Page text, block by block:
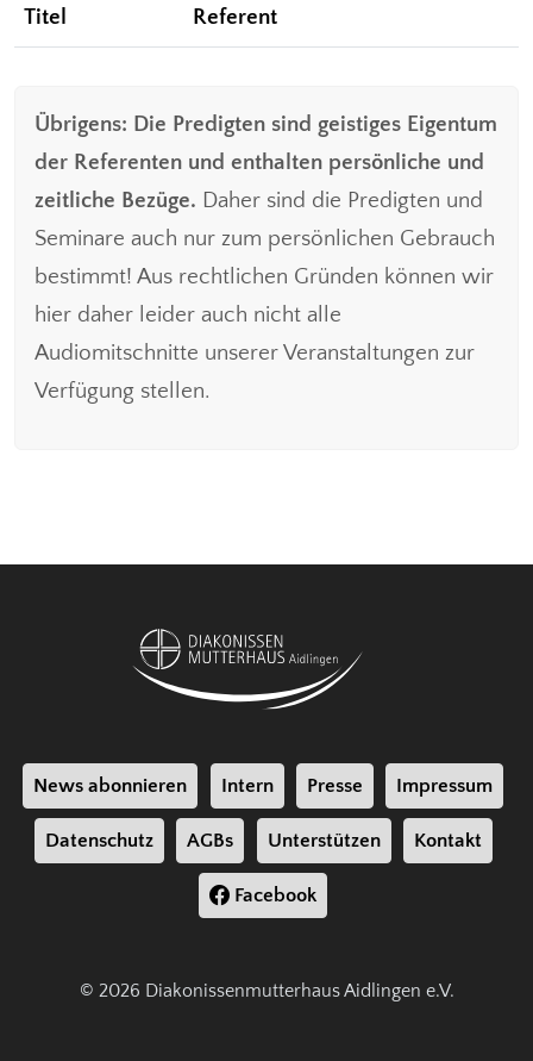
Titel Referent
Übrigens: Die Predigten sind geistiges Eigentum
der Referenten und enthalten persönliche und
zeitliche Bezüge. Daher sind die Predigten und
Seminare auch nur zum persönlichen Gebrauch
bestimmt! Aus rechtlichen Gründen können wir
hier daher leider auch nicht alle
Audiomitschnitte unserer Veranstaltungen zur
Verfügung stellen.
News abonnieren Intern Presse Impressum
Datenschutz AGBs Unterstützen Kontakt
Facebook
© 2026 Diakonissenmutterhaus Aidlingen e.V.